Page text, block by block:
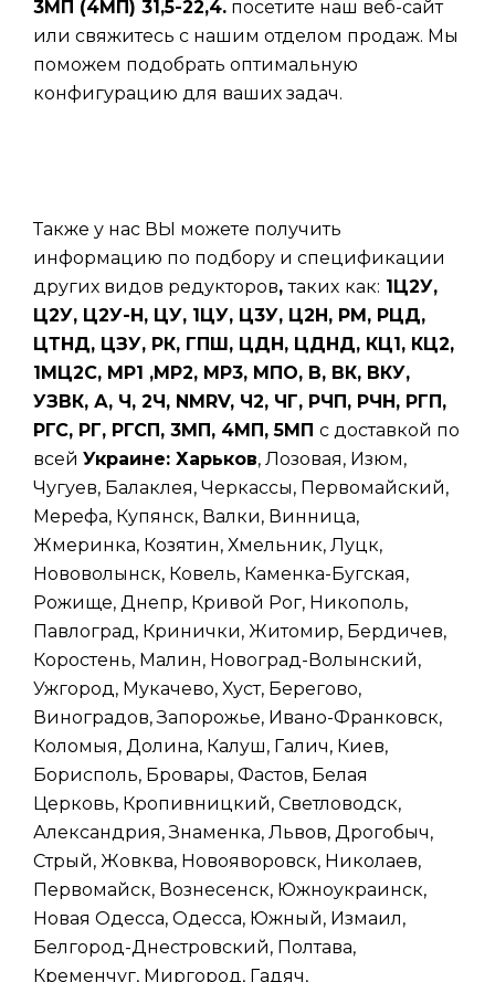
3МП (4МП) 31,5-22,4. посетите наш веб-сайт
или свяжитесь с нашим отделом продаж. Мы
поможем подобрать оптимальную
конфигурацию для ваших задач.
Также у нас ВЫ можете получить
информацию по подбору и спецификации
других видов редукторов,таких как: 1Ц2У,
Ц2У, Ц2У-Н, ЦУ, 1ЦУ, Ц3У, Ц2Н, РМ, РЦД,
ЦТНД, ЦЗУ, РК, ГПШ, ЦДН, ЦДНД, КЦ1, КЦ2,
1МЦ2С, МР1 ,МР2, МР3, МПО, В, ВК, ВКУ,
УЗВК, А, Ч, 2Ч, NMRV, Ч2, ЧГ, РЧП, РЧН, РГП,
РГС, РГ, РГСП, 3МП, 4МП, 5МП с доставкой по
всей Украине: Харьков, Лозовая, Изюм,
Чугуев, Балаклея, Черкассы, Первомайский,
Мерефа, Купянск, Валки, Винница,
Жмеринка, Козятин, Хмельник, Луцк,
Нововолынск, Ковель, Каменка-Бугская,
Рожище, Днепр, Кривой Рог, Никополь,
Павлоград, Кринички, Житомир, Бердичев,
Коростень, Малин, Новоград-Волынский,
Ужгород, Мукачево, Хуст, Берегово,
Виноградов, Запорожье, Ивано-Франковск,
Коломыя, Долина, Калуш, Галич, Киев,
Борисполь, Бровары, Фастов, Белая
Церковь, Кропивницкий, Светловодск,
Александрия, Знаменка, Львов, Дрогобыч,
Стрый, Жовква, Новояворовск, Николаев,
Первомайск, Вознесенск, Южноукраинск,
Новая Одесса, Одесса, Южный, Измаил,
Белгород-Днестровский, Полтава,
Кременчуг, Миргород, Гадяч,